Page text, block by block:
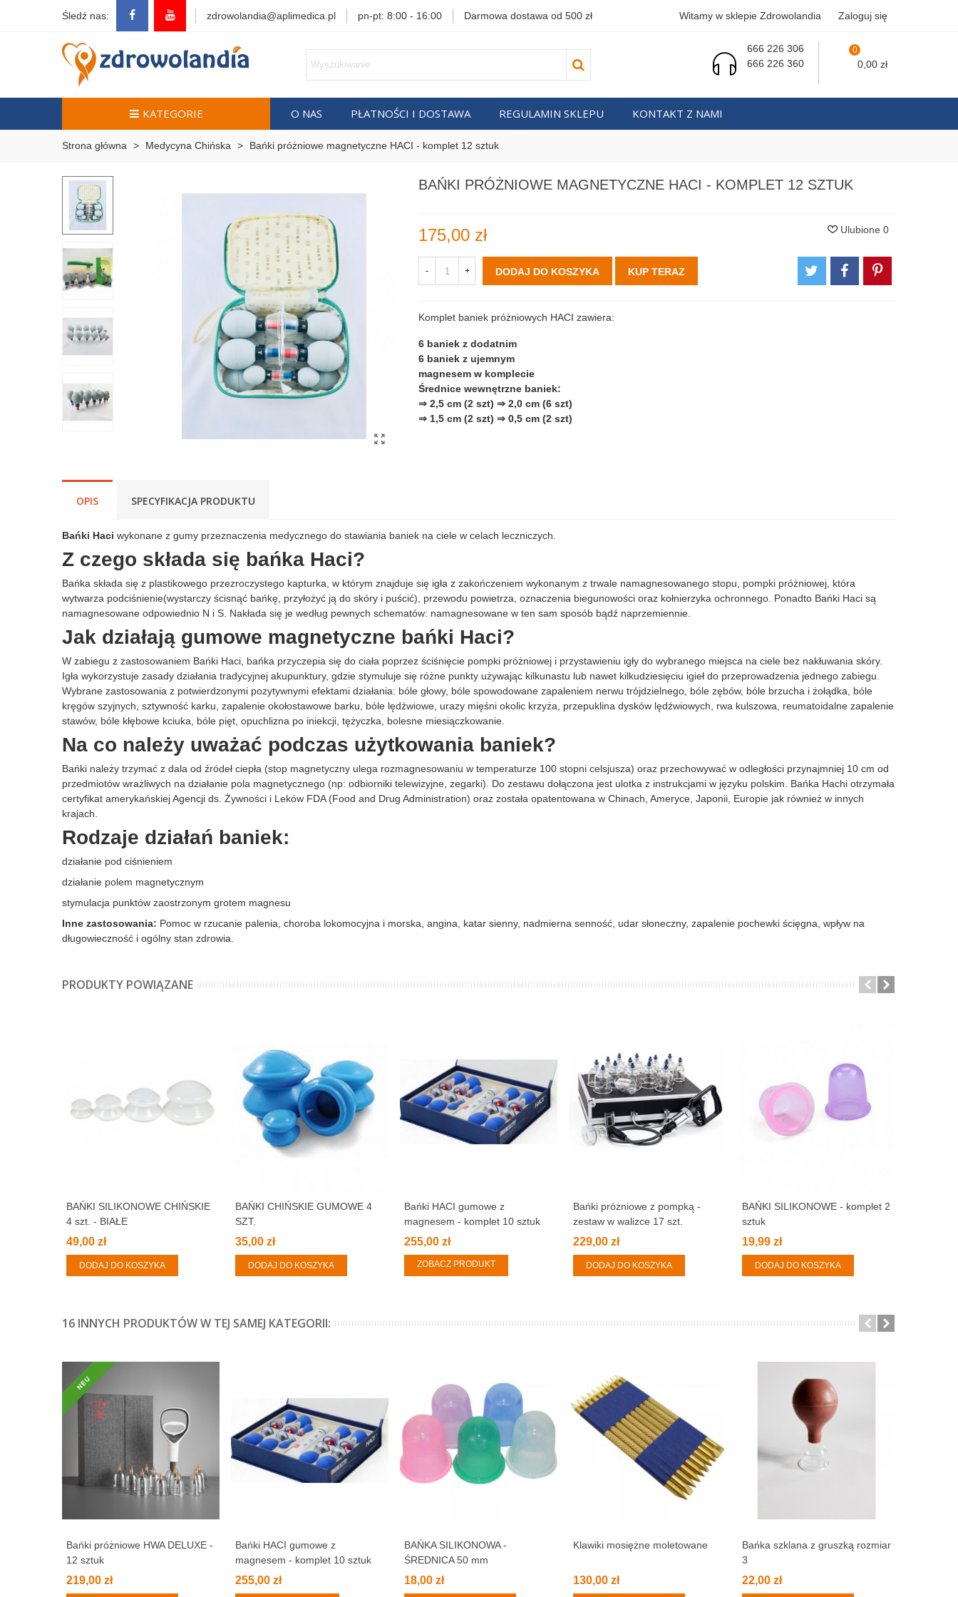
Śledź nas: zdrowolandia@aplimedica.pl pn-pt: 8:00 - 16:00 Darmowa dostawa od 500 zł Witamy w sklepie Zdrowolandia Zaloguj się
666 226 306
666 226 360
0
0,00 zł
KATEGORIE O NAS PŁATNOŚCI I DOSTAWA REGULAMIN SKLEPU KONTAKT Z NAMI
Strona główna > Medycyna Chińska > Bańki próżniowe magnetyczne HACI - komplet 12 sztuk
BAŃKI PRÓŻNIOWE MAGNETYCZNE HACI - KOMPLET 12 SZTUK
175,00 zł Ulubione 0
- + DODAJ DO KOSZYKA KUP TERAZ
Komplet baniek próżniowych HACI zawiera:
6 baniek z dodatnim
6 baniek z ujemnym
magnesem w komplecie
Średnice wewnętrzne baniek:
⇒ 2,5 cm (2 szt) ⇒ 2,0 cm (6 szt)
⇒ 1,5 cm (2 szt) ⇒ 0,5 cm (2 szt)
OPIS SPECYFIKACJA PRODUKTU
Bańki Haci wykonane z gumy przeznaczenia medycznego do stawiania baniek na ciele w celach leczniczych.
Z czego składa się bańka Haci?
Bańka składa się z plastikowego przezroczystego kapturka, w którym znajduje się igła z zakończeniem wykonanym z trwale namagnesowanego stopu, pompki próżniowej, która
wytwarza podciśnienie(wystarczy ścisnąć bańkę, przyłożyć ją do skóry i puścić), przewodu powietrza, oznaczenia biegunowości oraz kołnierzyka ochronnego. Ponadto Bańki Haci są
namagnesowane odpowiednio N i S. Nakłada się je według pewnych schematów: namagnesowane w ten sam sposób bądź naprzemiennie.
Jak działają gumowe magnetyczne bańki Haci?
W zabiegu z zastosowaniem Bańki Haci, bańka przyczepia się do ciała poprzez ściśnięcie pompki próżniowej i przystawieniu igły do wybranego miejsca na ciele bez nakłuwania skóry.
Igła wykorzystuje zasady działania tradycyjnej akupunktury, gdzie stymuluje się różne punkty używając kilkunastu lub nawet kilkudziesięciu igieł do przeprowadzenia jednego zabiegu.
Wybrane zastosowania z potwierdzonymi pozytywnymi efektami działania: bóle głowy, bóle spowodowane zapaleniem nerwu trójdzielnego, bóle zębów, bóle brzucha i żołądka, bóle
kręgów szyjnych, sztywność karku, zapalenie okołostawowe barku, bóle lędźwiowe, urazy mięśni okolic krzyża, przepuklina dysków lędźwiowych, rwa kulszowa, reumatoidalne zapalenie
stawów, bóle kłębowe kciuka, bóle pięt, opuchlizna po iniekcji, tężyczka, bolesne miesiączkowanie.
Na co należy uważać podczas użytkowania baniek?
Bańki należy trzymać z dala od źródeł ciepła (stop magnetyczny ulega rozmagnesowaniu w temperaturze 100 stopni celsjusza) oraz przechowywać w odległości przynajmniej 10 cm od
przedmiotów wrażliwych na działanie pola magnetycznego (np: odbiorniki telewizyjne, zegarki). Do zestawu dołączona jest ulotka z instrukcjami w języku polskim. Bańka Hachi otrzymała
certyfikat amerykańskiej Agencji ds. Żywności i Leków FDA (Food and Drug Administration) oraz została opatentowana w Chinach, Ameryce, Japonii, Europie jak również w innych
krajach.
Rodzaje działań baniek:
działanie pod ciśnieniem
działanie polem magnetycznym
stymulacja punktów zaostrzonym grotem magnesu
Inne zastosowania: Pomoc w rzucanie palenia, choroba lokomocyjna i morska, angina, katar sienny, nadmierna senność, udar słoneczny, zapalenie pochewki ścięgna, wpływ na
długowieczność i ogólny stan zdrowia.
PRODUKTY POWIĄZANE
BAŃKI SILIKONOWE CHIŃSKIE
4 szt. - BIAŁE
49,00 zł
DODAJ DO KOSZYKA
BAŃKI CHIŃSKIE GUMOWE 4
SZT.
35,00 zł
DODAJ DO KOSZYKA
Bańki HACI gumowe z
magnesem - komplet 10 sztuk
255,00 zł
ZOBACZ PRODUKT
Bańki próżniowe z pompką -
zestaw w walizce 17 szt.
229,00 zł
DODAJ DO KOSZYKA
BAŃKI SILIKONOWE - komplet 2
sztuk
19,99 zł
DODAJ DO KOSZYKA
16 INNYCH PRODUKTÓW W TEJ SAMEJ KATEGORII:
Bańki próżniowe HWA DELUXE -
12 sztuk
219,00 zł
Bańki HACI gumowe z
magnesem - komplet 10 sztuk
255,00 zł
BAŃKA SILIKONOWA -
ŚREDNICA 50 mm
18,00 zł
Klawiki mosiężne moletowane
130,00 zł
Bańka szklana z gruszką rozmiar
3
22,00 zł